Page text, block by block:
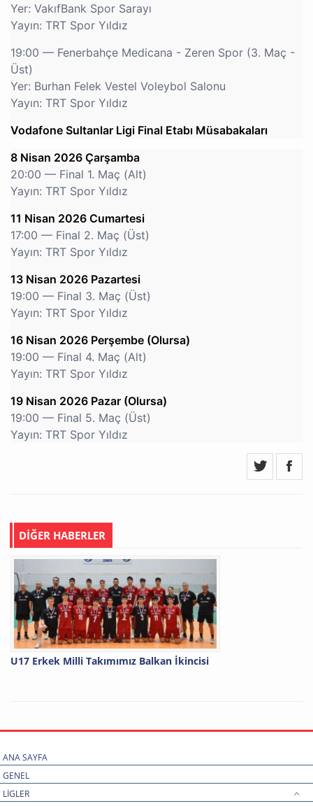
Yer: VakıfBank Spor Sarayı
Yayın: TRT Spor Yıldız
19:00 — Fenerbahçe Medicana - Zeren Spor (3. Maç -
Üst)
Yer: Burhan Felek Vestel Voleybol Salonu
Yayın: TRT Spor Yıldız
Vodafone Sultanlar Ligi Final Etabı Müsabakaları
8 Nisan 2026 Çarşamba
20:00 — Final 1. Maç (Alt)
Yayın: TRT Spor Yıldız
11 Nisan 2026 Cumartesi
17:00 — Final 2. Maç (Üst)
Yayın: TRT Spor Yıldız
13 Nisan 2026 Pazartesi
19:00 — Final 3. Maç (Üst)
Yayın: TRT Spor Yıldız
16 Nisan 2026 Perşembe (Olursa)
19:00 — Final 4. Maç (Alt)
Yayın: TRT Spor Yıldız
19 Nisan 2026 Pazar (Olursa)
19:00 — Final 5. Maç (Üst)
Yayın: TRT Spor Yıldız
DİĞER HABERLER
U17 Erkek Milli Takımımız Balkan İkincisi
ANA SAYFA
GENEL
LİGLER